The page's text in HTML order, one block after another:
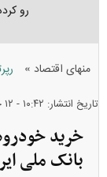
رو
منهای اقتصاد »
تاریخ انتشار: ۱۰:۴۲ - ۱۲ خرداد ۱۴۰۵
خرید
بانک ملی